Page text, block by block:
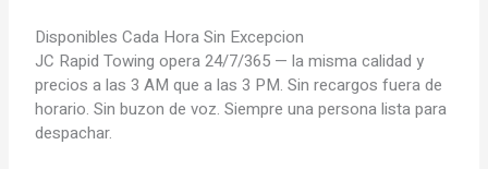
Disponibles Cada Hora Sin Excepcion
JC Rapid Towing opera 24/7/365 — la misma calidad y
precios a las 3 AM que a las 3 PM. Sin recargos fuera de
horario. Sin buzon de voz. Siempre una persona lista para
despachar.